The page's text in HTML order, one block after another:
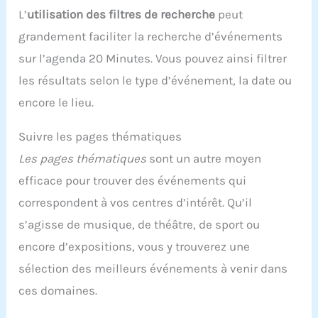
L’utilisation des filtres de recherche peut
grandement faciliter la recherche d’événements
sur l’agenda 20 Minutes. Vous pouvez ainsi filtrer
les résultats selon le type d’événement, la date ou
encore le lieu.
Suivre les pages thématiques
Les pages thématiques sont un autre moyen
efficace pour trouver des événements qui
correspondent à vos centres d’intérêt. Qu’il
s’agisse de musique, de théâtre, de sport ou
encore d’expositions, vous y trouverez une
sélection des meilleurs événements à venir dans
ces domaines.